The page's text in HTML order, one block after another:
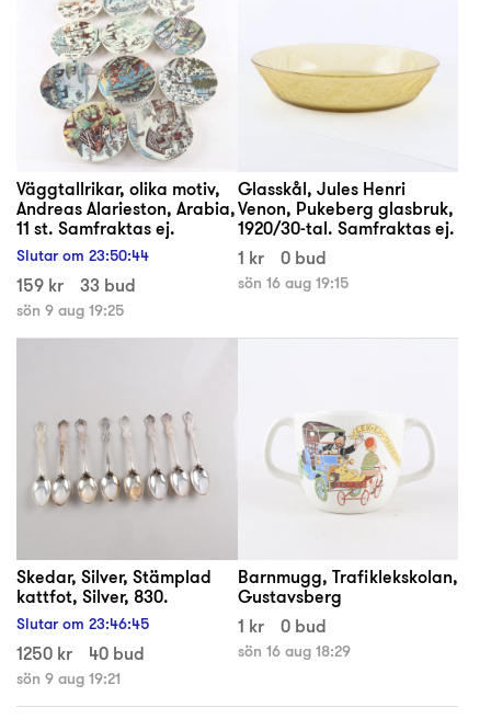
Väggtallrikar, olika motiv,
Andreas Alarieston, Arabia,
11 st. Samfraktas ej.
Slutar om 23:50:43
159 kr 33 bud
sön 9 aug 19:25
Glasskål, Jules Henri
Venon, Pukeberg glasbruk,
1920/30-tal. Samfraktas ej.
1 kr
0 bud
sön 16 aug 19:15
Skedar, Silver, Stämplad
kattfot, Silver, 830.
Slutar om 23:46:44
1250 kr 40 bud
sön 9 aug 19:21
Barnmugg, Trafiklekskolan,
Gustavsberg
1 kr
0 bud
sön 16 aug 18:29